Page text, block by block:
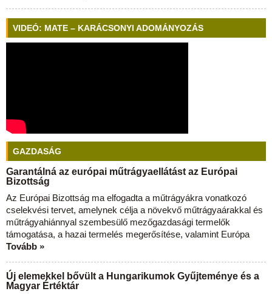
VIDEÓ: MATE – KARÁCSONYI ADOMÁNYOZÁS
GAZDASÁG
Garantálná az európai műtrágyaellátást az Európai
Bizottság
Az Európai Bizottság ma elfogadta a műtrágyákra vonatkozó
cselekvési tervet, amelynek célja a növekvő műtrágyaárakkal és
műtrágyahiánnyal szembesülő mezőgazdasági termelők
támogatása, a hazai termelés megerősítése, valamint Európa
Tovább »
Új elemekkel bővült a Hungarikumok Gyűjteménye és a
Magyar Értéktár